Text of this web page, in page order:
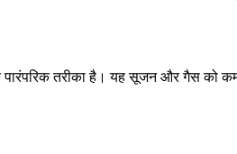
पारंपरिक तरीका है। यह सूजन और गैस को